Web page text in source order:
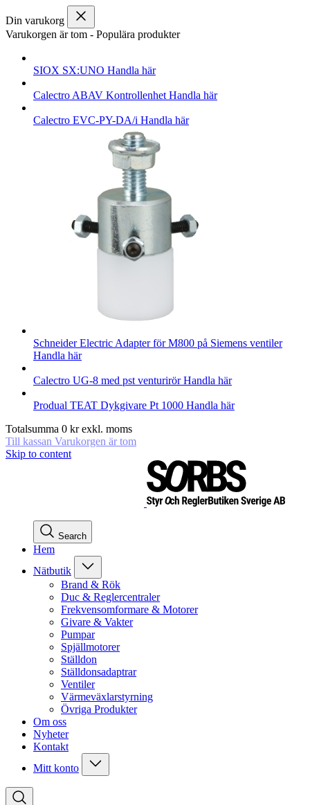
Din varukorg
Varukorgen är tom - Populära produkter
SIOX SX:UNO Handla här
Calectro ABAV Kontrollenhet Handla här
Calectro EVC-PY-DA/i Handla här
Schneider Electric Adapter för M800 på Siemens ventiler
Handla här
Calectro UG-8 med pst venturirörHandla här
Produal TEAT Dykgivare Pt 1000 Handla här
Totalsumma 0 kr exkl. moms
Till kassan Varukorgen är tom
Skip to content
Search
Hem
Nätbutik
Brand & Rök
Duc & Reglercentraler
Frekvensomformare & Motorer
Givare & Vakter
Pumpar
Spjällmotorer
Ställdon
Ställdonsadaptrar
Ventiler
Värmeväxlarstyrning
Övriga Produkter
Om oss
Nyheter
Kontakt
Mitt konto